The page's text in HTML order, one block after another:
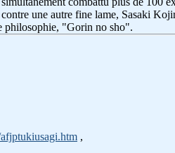
une autre fine lame, Sasaki
philosophie, "Gorin no sho".
,